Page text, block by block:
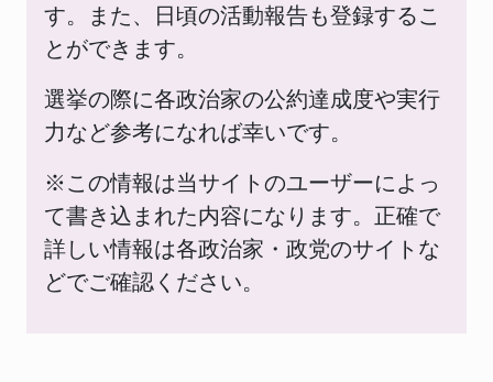
す。また、日頃の活動報告も登録するこ
とができます。
選挙の際に各政治家の公約達成度や実行
力など参考になれば幸いです。
※この情報は当サイトのユーザーによっ
て書き込まれた内容になります。正確で
詳しい情報は各政治家・政党のサイトな
どでご確認ください。